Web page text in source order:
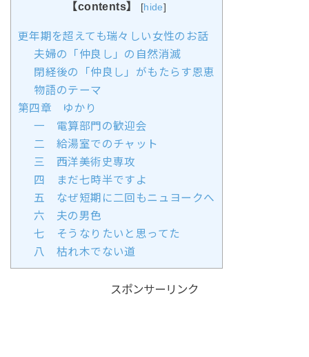
【contents】 [hide]
更年期を超えても瑞々しい女性のお話
夫婦の「仲良し」の自然消滅
閉経後の「仲良し」がもたらす恩恵
物語のテーマ
第四章 ゆかり
一 電算部門の歓迎会
二 給湯室でのチャット
三 西洋美術史専攻
四 まだ七時半ですよ
五 なぜ短期に二回もニュヨークへ
六 夫の男色
七 そうなりたいと思ってた
八 枯れ木でない道
スポンサーリンク